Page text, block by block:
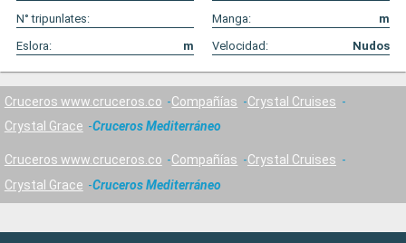
N° tripunlates:
Manga:
m
Eslora:
m Velocidad: Nudos
Cruceros www.cruceros.co Compañías
Crystal Cruises
Crystal Grace
Cruceros Mediterráneo
Cruceros www.cruceros.co Compañías
Crystal Cruises
Crystal Grace
Cruceros Mediterráneo